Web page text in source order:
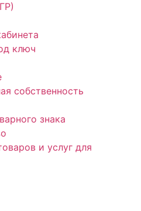
ключ
собственность
знака
и услуг для